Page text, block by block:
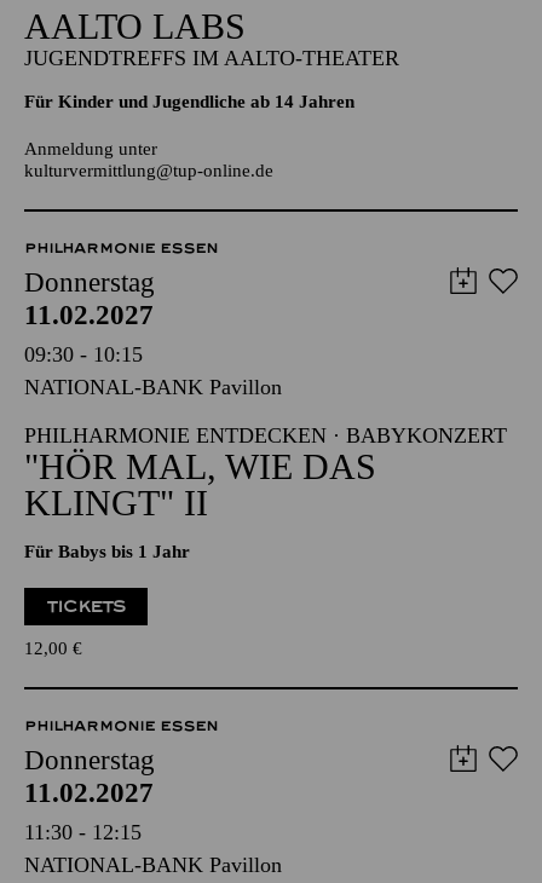
17:30 - 19:00
Aalto-Cafeteria
AALTO LABS
Für Kinder und Jugendliche ab 14 Jahren
kulturvermittlung@tup-online.de
PHILHARMONIE ESSEN
Donnerstag
11.02.2027
09:30 - 10:15
NATIONAL-BANK Pavillon
PHILHARMONIE ENTDECKEN · BABYKONZERT
"HÖR MAL, WIE DAS
Für Babys bis 1 Jahr
12,00€
PHILHARMONIE ESSEN
Donnerstag
11.02.2027